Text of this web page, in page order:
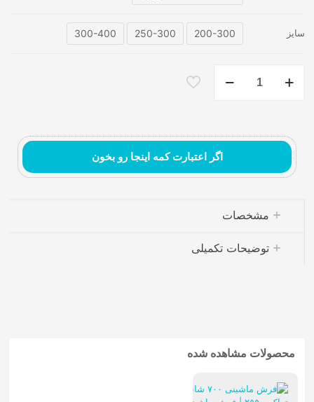
سایز 200-300
250-300
300-400
ماشینی
عدد
اگر اعتبارت کمه اینجا رو بخون
مشخصات
توضیحات تکمیلی
محصولات مشاهده شده